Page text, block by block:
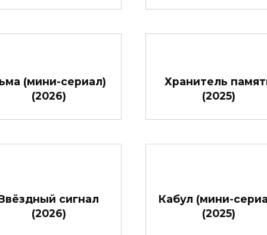
(мини-сериал)
(2026)
Хранитель
(2025)
сигнал
(2026)
Кабул (мини-
(2025)